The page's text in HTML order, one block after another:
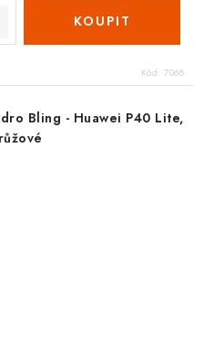
Kód: 7068
Bling - Huawei P40 Lite,
růžové